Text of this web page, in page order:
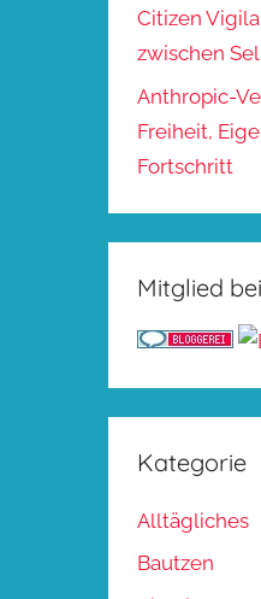
Citizen
zwischen
Anthropic-
Freiheit,
Fortschritt
Mitglied bei
Kategorie
Alltägliches
Bautzen